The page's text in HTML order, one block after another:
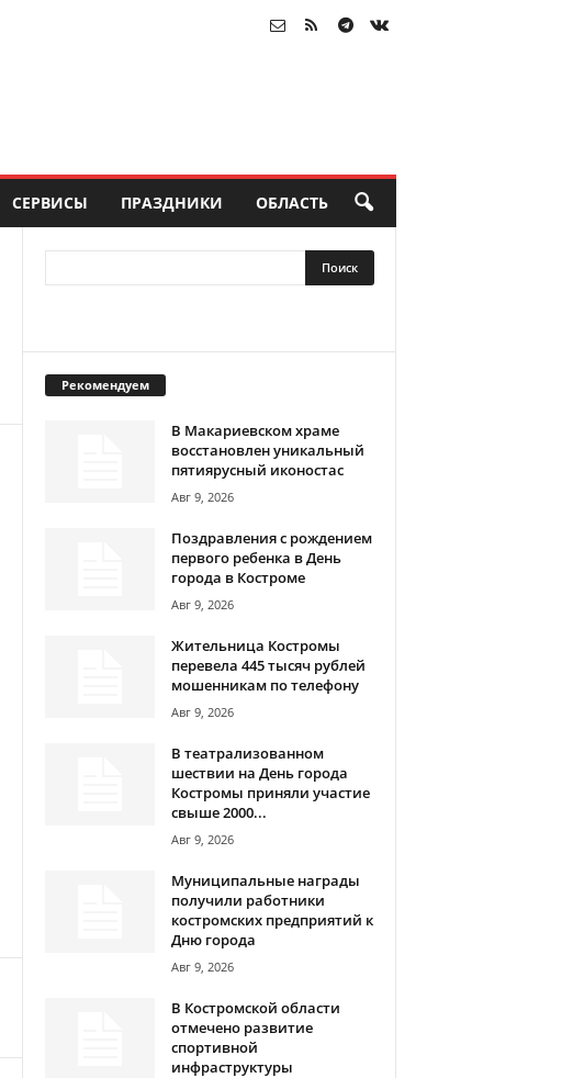
СЕРВИСЫ ПРАЗДНИКИ ОБЛАСТЬ
Рекомендуем
В Макариевском храме
восстановлен уникальный
пятиярусный иконостас
Авг 9, 2026
Поздравления с рождением
первого ребенка в День
города в Костроме
Авг 9, 2026
Жительница Костромы
перевела 445 тысяч рублей
мошенникам по телефону
Авг 9, 2026
В театрализованном
шествии на День города
Костромы приняли участие
свыше 2000...
Авг 9, 2026
Муниципальные награды
получили работники
костромских предприятий к
Дню города
Авг 9, 2026
В Костромской области
отмечено развитие
спортивной
инфраструктуры